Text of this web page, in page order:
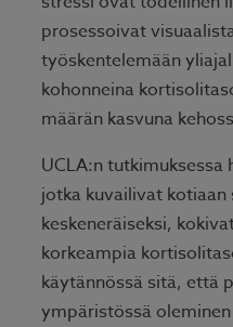
prosessoivat
työskentelemään
kohonneina
määrän kasvuna
UCLA:n
jotka kuvailivat kotiaan
keskeneräiseksi,
korkeampia
käytännössä sitä, että
ympäristössä